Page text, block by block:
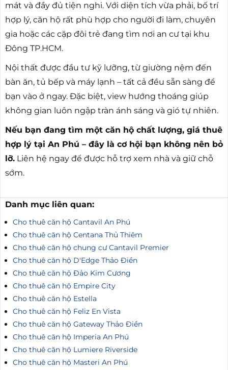
mát và đầy đủ tiện nghi. Với diện tích vừa phải, bố trí
hợp lý, căn hộ rất phù hợp cho người đi làm, chuyên
gia hoặc các cặp đôi trẻ đang tìm nơi an cư tại khu
Đông TP.HCM.
Nội thất được đầu tư kỹ lưỡng, từ giường nệm đến
bàn ăn, tủ bếp và máy lạnh – tất cả đều sẵn sàng để
bạn vào ở ngay. Đặc biệt, view hướng thoáng giúp
không gian luôn ngập tràn ánh sáng và gió tự nhiên.
Nếu bạn đang tìm một căn hộ chất lượng, giá thuê
hợp lý tại An Phú – đây là cơ hội bạn không nên bỏ
lỡ. Liên hệ ngay để được hỗ trợ xem nhà và giữ chỗ
sớm.
Danh mục liên quan:
Cho thuê căn hộ Cantavil An Phú
Cho thuê căn hộ Centana Thủ Thiêm
Cho thuê căn hộ chung cư Cantavil Premier
Cho thuê căn hộ D'Edge Thảo Điền
Cho thuê căn hộ Đảo Kim Cương
Cho thuê căn hộ Empire City
Cho thuê căn hộ Estella
Cho thuê căn hộ Feliz En Vista
Cho thuê căn hộ Gateway Thảo Điền
Cho thuê căn hộ Imperia An Phú
Cho thuê căn hộ Lumiere Riverside
Cho thuê căn hộ Masteri An Phú